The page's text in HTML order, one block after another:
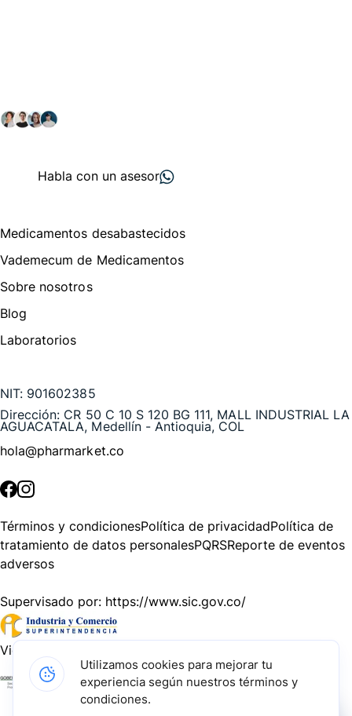
Habla con un asesor
Medicamentos desabastecidos
Vademecum de Medicamentos
Sobre nosotros
Blog
Laboratorios
NIT: 901602385
Dirección: CR 50 C 10 S 120 BG 111, MALL INDUSTRIAL LA
AGUACATALA, Medellín - Antioquia, COL
hola@pharmarket.co
Términos y condicionesPolítica de privacidadPolítica de
tratamiento de datos personalesPQRSReporte de eventos
adversos
Supervisado por: https://www.sic.gov.co/
Vigilado por:
Gracias a nuestros impulsadores, podemos presentarte la
Utilizamos cookies para mejorar tu
experiencia según nuestros términos y
condiciones.